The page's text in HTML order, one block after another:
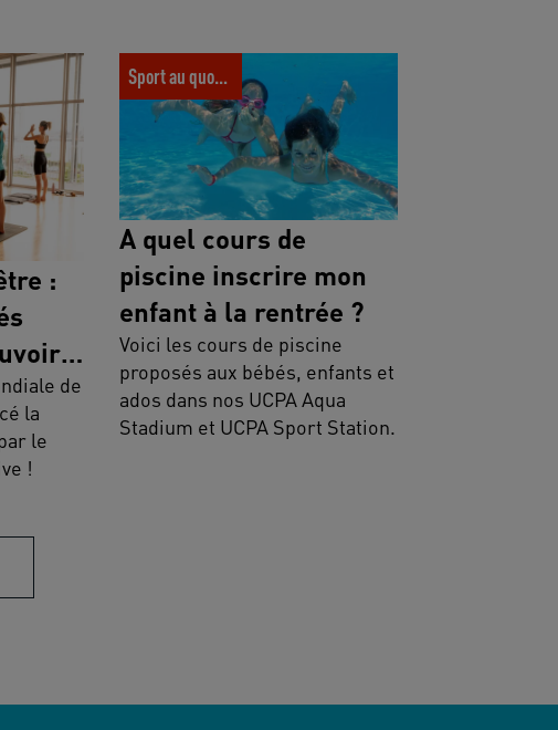
la santé
:
de
la
le
!
A quel cours de piscine inscrire mon
enfant à la rentrée ?
Sport au quotidien
A quel cours de
piscine inscrire mon
enfant à la rentrée ?
Voici les cours de piscine
proposés aux bébés, enfants et
ados dans nos UCPA Aqua
Stadium et UCPA Sport Station.